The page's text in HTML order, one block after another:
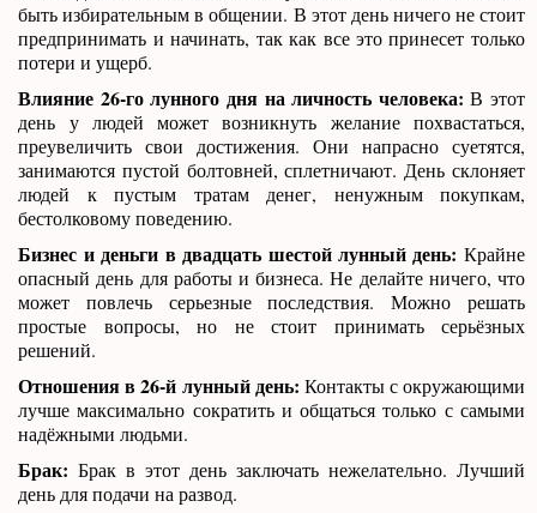
быть избирательным в общении. В этот день ничего не стоит
предпринимать и начинать, так как все это принесет только
потери и ущерб.
Влияние 26-го лунного дня на личность человека: В этот
день у людей может возникнуть желание похвастаться,
преувеличить свои достижения. Они напрасно суетятся,
занимаются пустой болтовней, сплетничают. День склоняет
людей к пустым тратам денег, ненужным покупкам,
бестолковому поведению.
Бизнес и деньги в двадцать шестой лунный день: Крайне
опасный день для работы и бизнеса. Не делайте ничего, что
может повлечь серьезные последствия. Можно решать
простые вопросы, но не стоит принимать серьёзных
решений.
Отношения в 26-й лунный день: Контакты с окружающими
лучше максимально сократить и общаться только с самыми
надёжными людьми.
Брак: Брак в этот день заключать нежелательно. Лучший
день для подачи на развод.